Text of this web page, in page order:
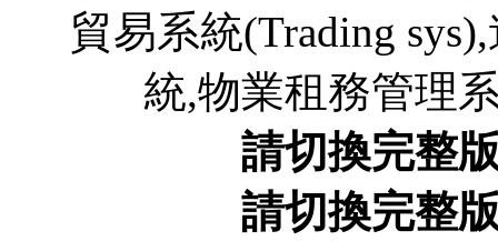
貿易系統(Trading
統,物業租務管理
請切換完整
請切換完整